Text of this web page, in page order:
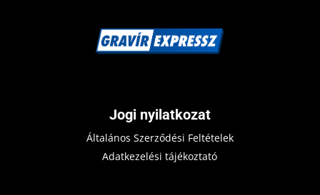
Jogi nyilatkozat
Általános Szerződési Feltételek
Adatkezelési tájékoztató